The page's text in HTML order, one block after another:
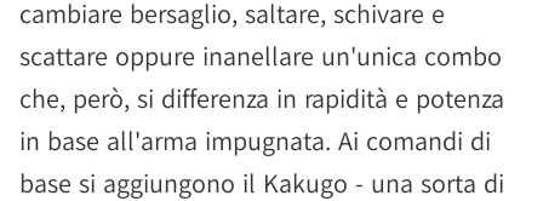
cambiare bersaglio, saltare, schivare e
scattare oppure inanellare un'unica combo
che, però, si differenza in rapidità e potenza
in base all'arma impugnata. Ai comandi di
base si aggiungono il Kakugo - una sorta di